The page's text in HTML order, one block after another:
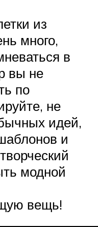
из
много,
в
вы не
по
не
идей,
и
модной
вещь!